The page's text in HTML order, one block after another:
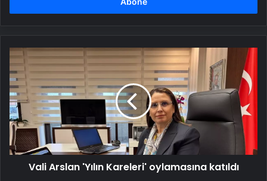
Vali
Arslan
'Yılın
Kareleri'
oylamasına
katıldı
Vali Arslan 'Yılın Kareleri' oylamasına katıldı